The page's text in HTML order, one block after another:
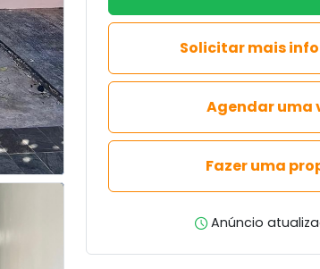
Solicitar mais
Agendar uma
Fazer uma
Anúncio